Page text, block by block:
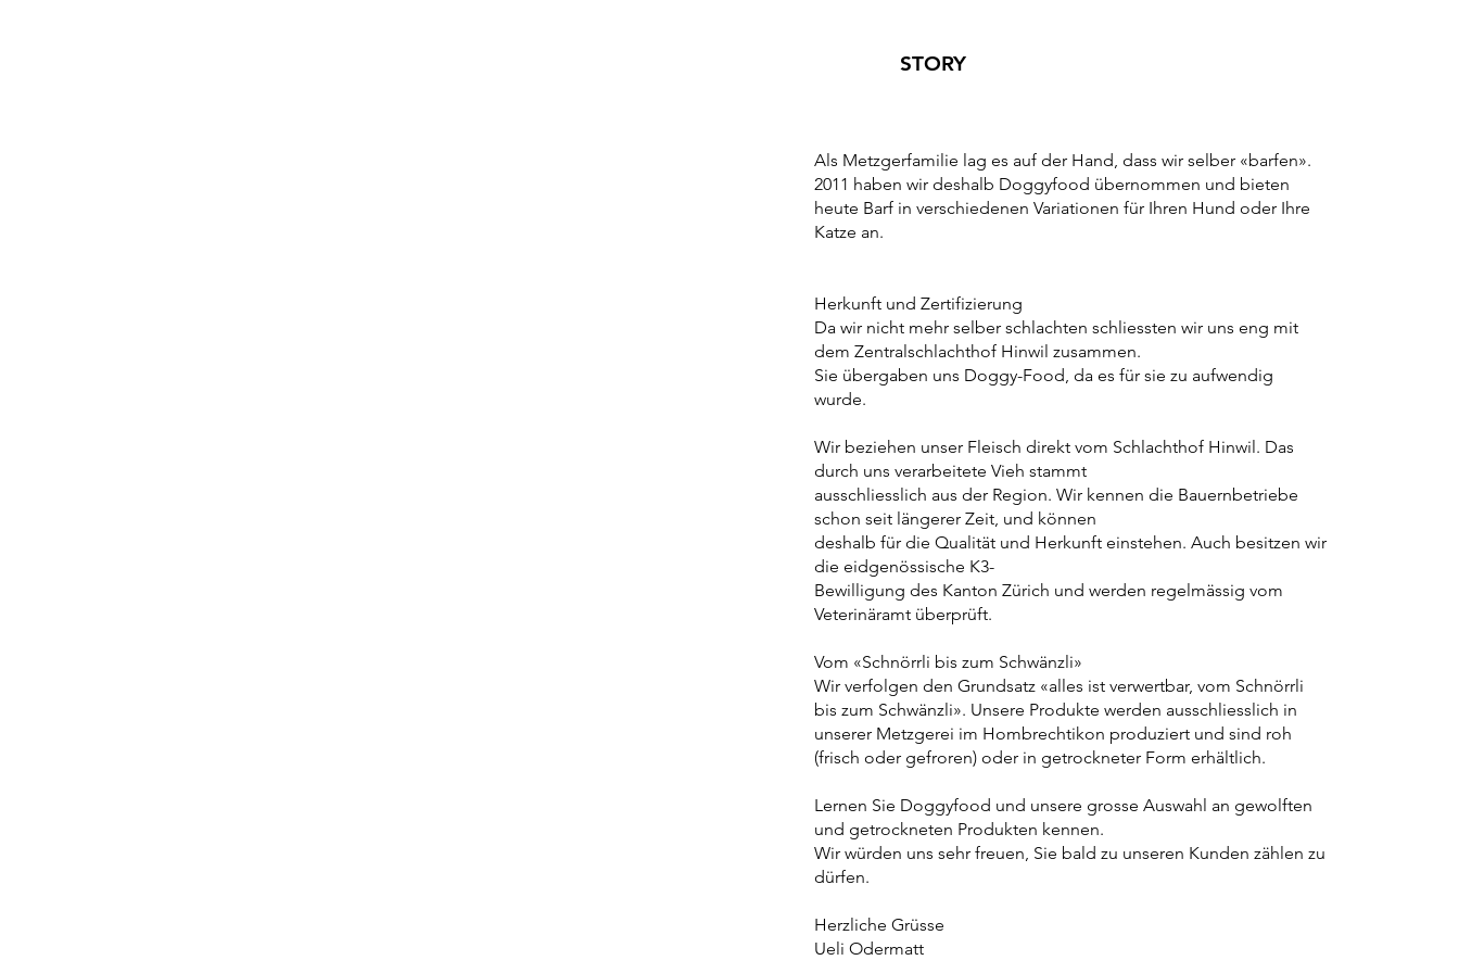
STORY
Als Metzgerfamilie lag es auf der Hand, dass wir selber «barfen».
2011 haben wir deshalb Doggyfood übernommen und bieten
heute Barf in verschiedenen Variationen für Ihren Hund oder Ihre
Katze an.
Herkunft und Zertifizierung
Da wir nicht mehr selber schlachten schliessten wir uns eng mit
dem Zentralschlachthof Hinwil zusammen.
Sie übergaben uns Doggy-Food, da es für sie zu aufwendig
wurde.
Wir beziehen unser Fleisch direkt vom Schlachthof Hinwil. Das
durch uns verarbeitete Vieh stammt
ausschliesslich aus der Region. Wir kennen die Bauernbetriebe
schon seit längerer Zeit, und können
deshalb für die Qualität und Herkunft einstehen. Auch besitzen wir
die eidgenössische K3-
Bewilligung des Kanton Zürich und werden regelmässig vom
Veterinäramt überprüft.
Vom «Schnörrli bis zum Schwänzli»
Wir verfolgen den Grundsatz «alles ist verwertbar, vom Schnörrli
bis zum Schwänzli». Unsere Produkte werden ausschliesslich in
unserer Metzgerei im Hombrechtikon produziert und sind roh
(frisch oder gefroren) oder in getrockneter Form erhältlich.
Lernen Sie Doggyfood und unsere grosse Auswahl an gewolften
und getrockneten Produkten kennen.
Wir würden uns sehr freuen, Sie bald zu unseren Kunden zählen zu
dürfen.
Herzliche Grüsse​
Ueli Odermatt